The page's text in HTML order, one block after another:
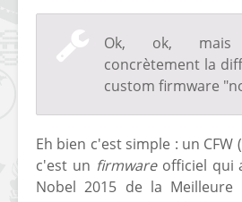
Ok, ok,
concrètement la
custom firmware
Eh bien c'est simple : un CFW (
c'est un firmwareofficiel qui
Nobel 2015 de la Meilleure